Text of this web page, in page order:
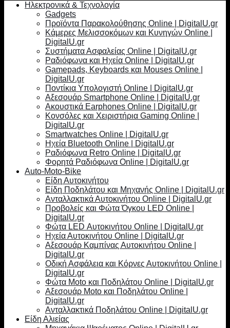
Ηλεκτρονικά & Τεχνολογία
Gadgets
Προϊόντα Παρακολούθησης Online | DigitalU.gr
Κάμερες Μελισσοκόμων και Κυνηγών Online |
DigitalU.gr
Συστήματα Ασφαλείας Online | DigitalU.gr
Ραδιόφωνα και Ηχεία Online | DigitalU.gr
Gamepads, Keyboards και Mouses Online |
DigitalU.gr
Ποντίκια Υπολογιστή Online | DigitalU.gr
Αξεσουάρ Smartphone Online | DigitalU.gr
Ακουστικά Earphones Online | DigitalU.gr
Κονσόλες και Χειριστήρια Gaming Online |
DigitalU.gr
Smartwatches Online | DigitalU.gr
Ηχεία Bluetooth Online | DigitalU.gr
Ραδιόφωνα Retro Online | DigitalU.gr
Φορητά Ραδιόφωνα Online | DigitalU.gr
Auto-Moto-Bike
Είδη Αυτοκινήτου
Είδη Ποδηλάτου και Μηχανής Online | DigitalU.gr
Ανταλλακτικά Αυτοκινήτου Online | DigitalU.gr
Προβολείς και Φώτα Όγκου LED Online |
DigitalU.gr
Φώτα LED Αυτοκινήτου Online | DigitalU.gr
Ηχεία Αυτοκινήτου Online | DigitalU.gr
Αξεσουάρ Καμπίνας Αυτοκινήτου Online |
DigitalU.gr
Οδική Ασφάλεια και Κόρνες Αυτοκινήτου Online |
DigitalU.gr
Φώτα Moto και Ποδηλάτου Online | DigitalU.gr
Αξεσουάρ Moto και Ποδηλάτου Online |
DigitalU.gr
Ανταλλακτικά Ποδηλάτου Online | DigitalU.gr
Είδη Αλιείας